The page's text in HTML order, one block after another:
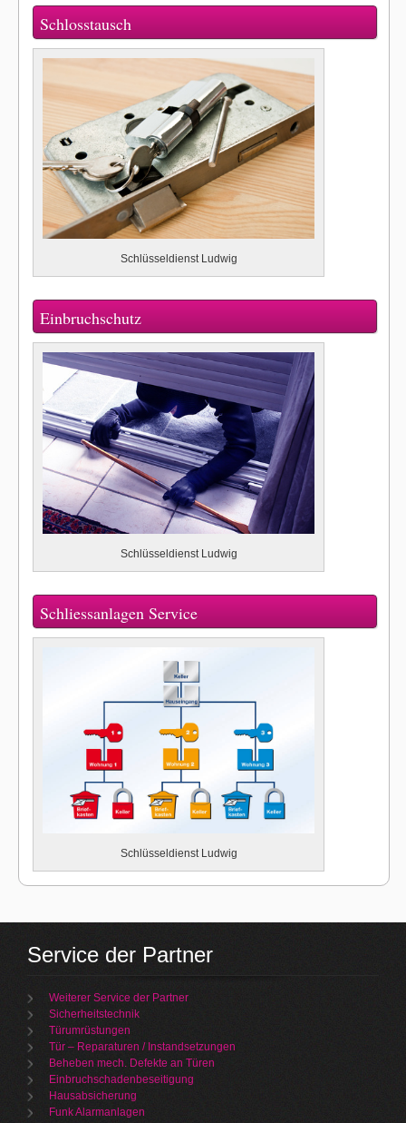
Schlosstausch
Schlüsseldienst Ludwig
Einbruchschutz
Schlüsseldienst Ludwig
Schliessanlagen Service
Schlüsseldienst Ludwig
Service der Partner
Weiterer Service der Partner
Sicherheitstechnik
Türumrüstungen
Tür – Reparaturen / Instandsetzungen
Beheben mech. Defekte an Türen
Einbruchschadenbeseitigung
Hausabsicherung
Funk Alarmanlagen